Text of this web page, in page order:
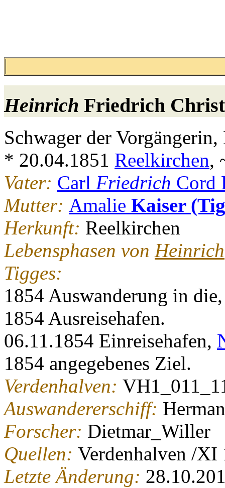
Heinrich Friedrich
Schwager der
* 20.04.1851 Reelkirchen,
Vater: Carl Friedrich Cord
Mutter: Amalie Kaiser
Herkunft: Reelkirchen
Lebensphasen von Heinrich
Tigges:
1854 Auswanderung in
1854 Ausreisehafen.
06.11.1854 Einreisehafen,
1854 angegebenes Ziel.
Verdenhalven:
Auswandererschiff:
Forscher: Dietmar_Willer
Quellen: Verdenhalven /XI
Letzte Änderung: